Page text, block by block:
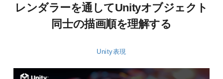
レンダラーを通してUnityオブジェクト
同士の描画順を理解する
Unity表現